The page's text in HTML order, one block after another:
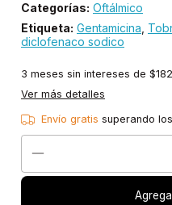
Categorías: Oftálmico
Etiqueta: Gentamicina
diclofenaco sodico
3 meses sin intereses de
Ver más detalles
Envío gratis superando